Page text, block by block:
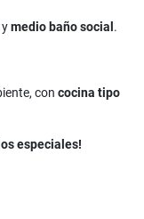
ymedio baño social .
con cocina tipo
especiales!